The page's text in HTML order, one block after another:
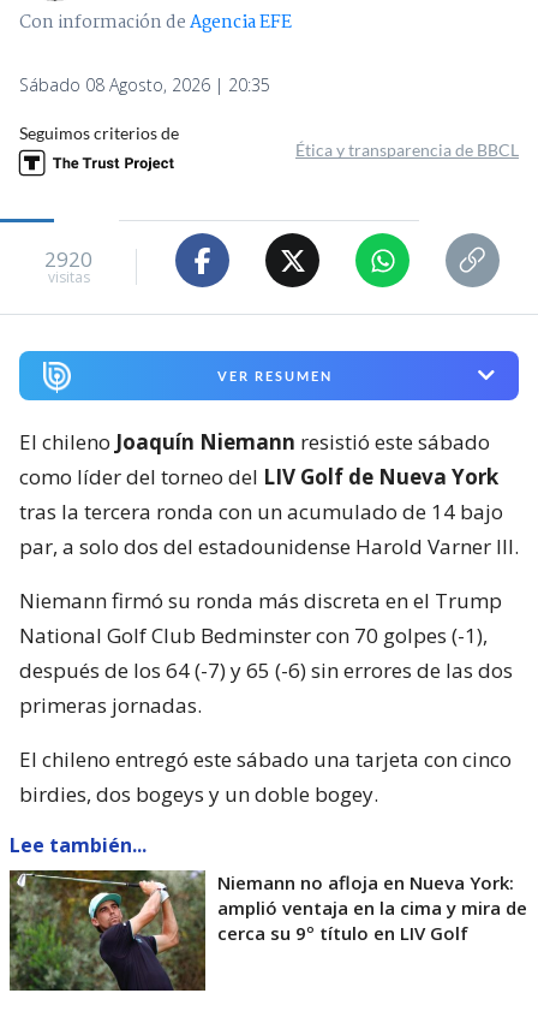
Con información deAgencia EFE
Sábado 08 Agosto, 2026 | 20:35
Seguimos criterios de
Ética y transparencia de BBCL
2920
visitas
VER RESUMEN
El chileno Joaquín Niemann resistió este sábado
como líder del torneo del LIV Golf de Nueva York
tras la tercera ronda con un acumulado de 14 bajo
par, a solo dos del estadounidense Harold Varner III.
Niemann firmó su ronda más discreta en el Trump
National Golf Club Bedminster con 70 golpes (-1),
después de los 64 (-7) y 65 (-6) sin errores de las dos
primeras jornadas.
El chileno entregó este sábado una tarjeta con cinco
birdies, dos bogeys y un doble bogey.
Lee también...
Niemann no afloja en Nueva York:
amplió ventaja en la cima y mira de
cerca su 9º título en LIV Golf